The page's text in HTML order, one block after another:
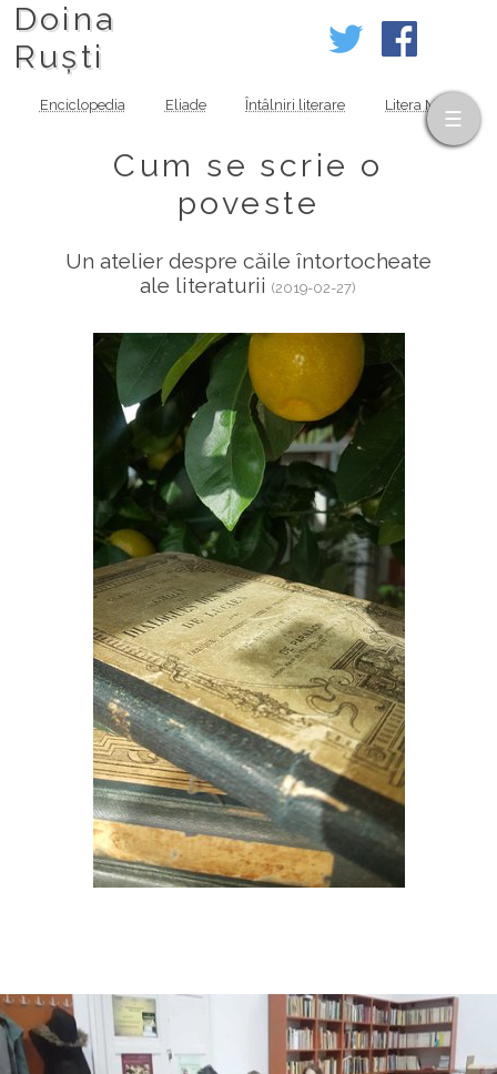
Doina
Ruști
Enciclopedia Eliade Întâlniri literare Litera MOV
Cum se scrie o
poveste
Un atelier despre căile întortocheate
ale literaturii(2019-02-27)